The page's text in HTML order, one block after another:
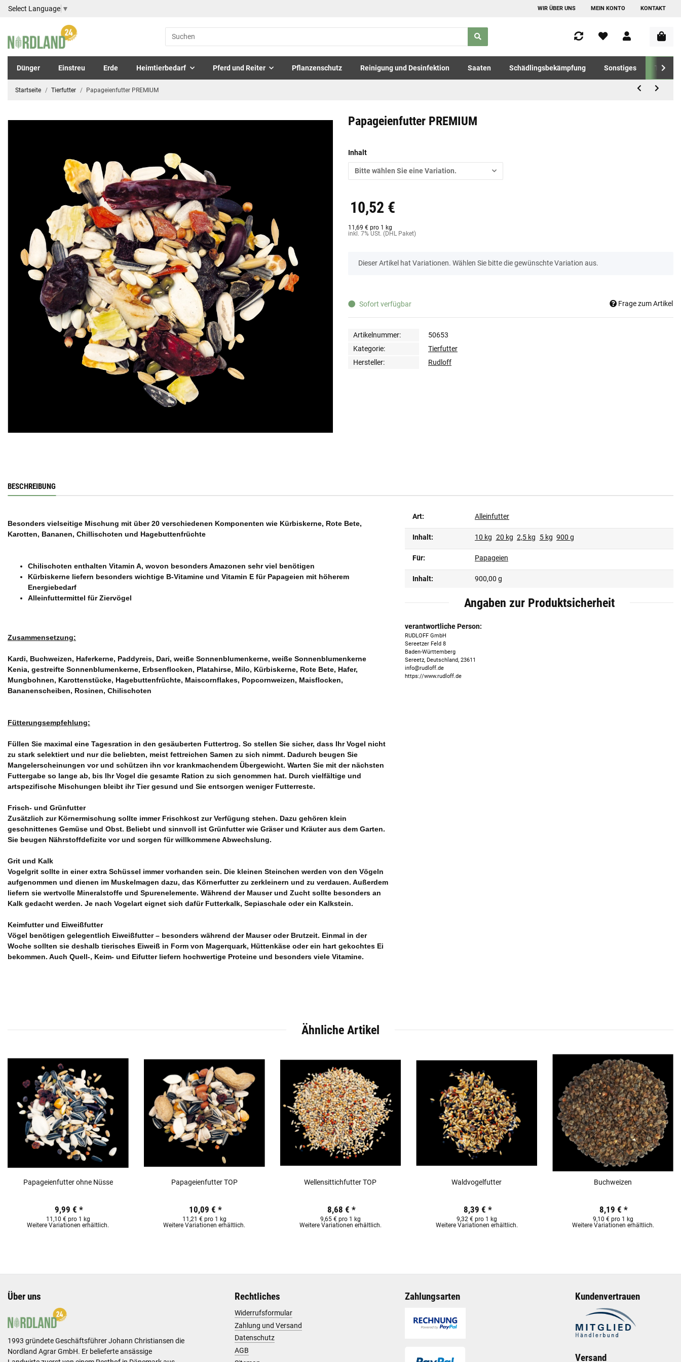
Select Language ▼ WIR ÜBER UNS MEIN KONTO KONTAKT
Dünger Einstreu Erde Heimtierbedarf Pferd und Reiter Pflanzenschutz Reinigung und Desinfektion Saaten Schädlingsbekämpfung Sonstiges
Startseite Tierfutter Papageienfutter PREMIUM
Papageienfutter PREMIUM
Inhalt
Bitte wählen Sie eine Variation.
10,52 €
11,69 € pro 1 kg
inkl. 7% USt. (DHL Paket)
x
Dieser Artikel hat Variationen. Wählen Sie bitte die gewünschte Variation aus.
Sofort verfügbar Frage zum Artikel
Artikelnummer:
50653
Kategorie:
Tierfutter
Hersteller:
Rudloff
BESCHREIBUNG
Besonders vielseitige Mischung mit über 20 verschiedenen Komponenten wie Kürbiskerne, Rote Bete,
Karotten, Bananen, Chillischoten und Hagebuttenfrüchte
Chilischoten enthalten Vitamin A, wovon besonders Amazonen sehr viel benötigen
Kürbiskerne liefern besonders wichtige B-Vitamine und Vitamin E für Papageien mit höherem
Energiebedarf
Alleinfuttermittel für Ziervögel
Zusammensetzung:
Kardi, Buchweizen, Haferkerne, Paddyreis, Dari, weiße Sonnenblumenkerne, weiße Sonnenblumenkerne
Kenia, gestreifte Sonnenblumenkerne, Erbsenflocken, Platahirse, Milo, Kürbiskerne, Rote Bete, Hafer,
Mungbohnen, Karottenstücke, Hagebuttenfrüchte, Maiscornflakes, Popcornweizen, Maisflocken,
Bananenscheiben, Rosinen, Chilischoten
Fütterungsempfehlung:
Füllen Sie maximal eine Tagesration in den gesäuberten Futtertrog. So stellen Sie sicher, dass Ihr Vogel nicht
zu stark selektiert und nur die beliebten, meist fettreichen Samen zu sich nimmt. Dadurch beugen Sie
Mangelerscheinungen vor und schützen ihn vor krankmachendem Übergewicht. Warten Sie mit der nächsten
Futtergabe so lange ab, bis Ihr Vogel die gesamte Ration zu sich genommen hat. Durch vielfältige und
artspezifische Mischungen bleibt ihr Tier gesund und Sie entsorgen weniger Futterreste.
Frisch- und Grünfutter
Zusätzlich zur Körnermischung sollte immer Frischkost zur Verfügung stehen. Dazu gehören klein
geschnittenes Gemüse und Obst. Beliebt und sinnvoll ist Grünfutter wie Gräser und Kräuter aus dem Garten.
Sie beugen Nährstoffdefizite vor und sorgen für willkommene Abwechslung.
Grit und Kalk
Vogelgrit sollte in einer extra Schüssel immer vorhanden sein. Die kleinen Steinchen werden von den Vögeln
aufgenommen und dienen im Muskelmagen dazu, das Körnerfutter zu zerkleinern und zu verdauen. Außerdem
liefern sie wertvolle Mineralstoffe und Spurenelemente. Während der Mauser und Zucht sollte besonders an
Kalk gedacht werden. Je nach Vogelart eignet sich dafür Futterkalk, Sepiaschale oder ein Kalkstein.
Keimfutter und Eiweißfutter
Vögel benötigen gelegentlich Eiweißfutter – besonders während der Mauser oder Brutzeit. Einmal in der
Woche sollten sie deshalb tierisches Eiweiß in Form von Magerquark, Hüttenkäse oder ein hart gekochtes Ei
bekommen. Auch Quell-, Keim- und Eifutter liefern hochwertige Proteine und besonders viele Vitamine.
Art: Alleinfutter
Inhalt: 10 kg 20 kg 2,5 kg 5 kg 900 g
Für: Papageien
Inhalt: 900,00 g
Angaben zur Produktsicherheit
verantwortliche Person:
RUDLOFF GmbH
Sereetzer Feld 8
Baden-Württemberg
Sereetz, Deutschland, 23611
info@rudloff.de
https://www.rudloff.de
Ähnliche Artikel
Papageienfutter ohne Nüsse
9,99 €*
11,10 € pro 1 kg
Weitere Variationen erhältlich.
Papageienfutter TOP
10,09 € *
11,21 € pro 1 kg
Weitere Variationen erhältlich.
Wellensittichfutter TOP
8,68 € *
9,65 € pro 1 kg
Weitere Variationen erhältlich.
Waldvogelfutter
8,39 € *
9,32 € pro 1 kg
Weitere Variationen erhältlich.
Buchweizen
8,19 €*
9,10 € pro 1 kg
Weitere Variationen erhältlich.
Über uns
1993 gründete Geschäftsführer Johann Christiansen die
Nordland Agrar GmbH. Er belieferte ansässige
Rechtliches
Widerrufsformular
Zahlung und Versand
Datenschutz
AGB
Zahlungsarten Kundenvertrauen
Versand